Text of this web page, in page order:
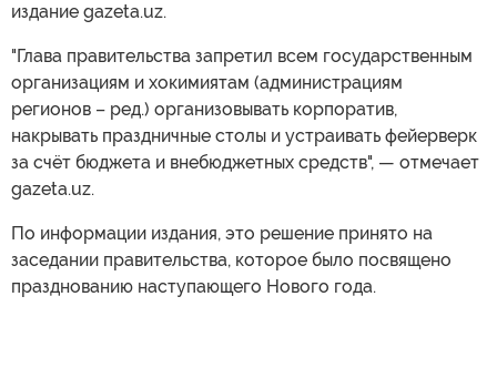
издание gazeta.uz.
"Глава правительства запретил всем государственным
организациям и хокимиятам (администрациям
регионов – ред.) организовывать корпоратив,
накрывать праздничные столы и устраивать фейерверк
за счёт бюджета и внебюджетных средств", — отмечает
gazeta.uz.
По информации издания, это решение принято на
заседании правительства, которое было посвящено
празднованию наступающего Нового года.